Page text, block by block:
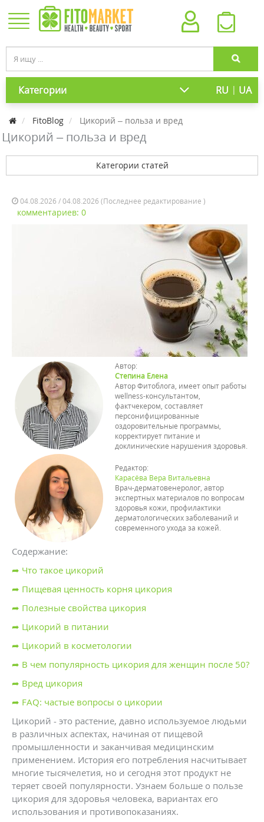
Категории RU | UA
FitoBlog Цикорий – польза и вред
Цикорий – польза и вред
Категории статей
04.08.2026 / 04.08.2026 (Последнее редактирование )
комментариев: 0
Автор:
Степина Елена
Автор Фитоблога, имеет опыт работы
wellness-консультантом,
фактчекером, составляет
персонифицированные
оздоровительные программы,
корректирует питание и
доклинические нарушения здоровья.
Редактор:
Карасёва Вера Витальевна
Врач-дерматовенеролог, автор
экспертных материалов по вопросам
здоровья кожи, профилактики
дерматологических заболеваний и
современного ухода за кожей.
Содержание:
➦ Что такое цикорий
➦ Пищевая ценность корня цикория
➦ Полезные свойства цикория
➦ Цикорий в питании
➦ Цикорий в косметологии
➦ В чем популярность цикория для женщин после 50?
➦ Вред цикория
➦ FAQ: частые вопросы о цикории
Цикорий - это растение, давно используемое людьми
в различных аспектах, начиная от пищевой
промышленности и заканчивая медицинским
применением. История его потребления насчитывает
многие тысячелетия, но и сегодня этот продукт не
теряет своей популярности. Узнаем больше о пользе
цикория для здоровья человека, вариантах его
использования и противопоказаниях.